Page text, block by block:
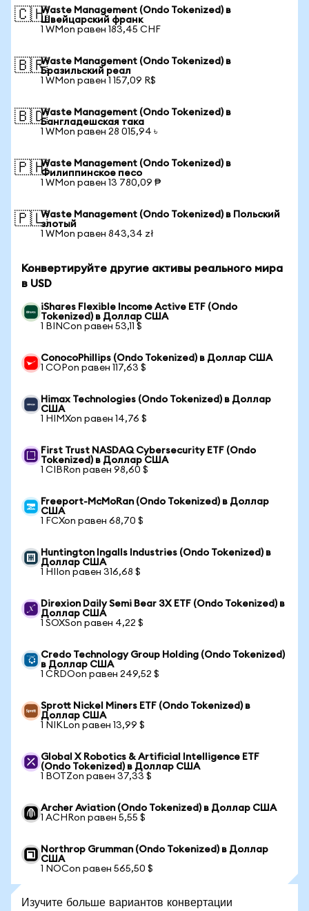
🇨🇭Waste Management (Ondo Tokenized) в
Швейцарский франк
1 WMon равен 183,45 CHF
🇧🇷Waste Management (Ondo Tokenized) в
Бразильский реал
1 WMon равен 1 157,09 R$
🇧🇩Waste Management (Ondo Tokenized) в
Бангладешская така
1 WMon равен 28 015,94 ৳
🇵🇭Waste Management (Ondo Tokenized) в
Филиппинское песо
1 WMon равен 13 780,09 ₱
🇵🇱Waste Management (Ondo Tokenized) в Польский
злотый
1 WMon равен 843,34 zł
Конвертируйте другие активы реального мира
в USD
iShares Flexible Income Active ETF (Ondo
Tokenized) в Доллар США
1 BINCon равен 53,11 $
ConocoPhillips (Ondo Tokenized) в Доллар США
1 COPon равен 117,63 $
Himax Technologies (Ondo Tokenized) в Доллар
США
1 HIMXon равен 14,76 $
First Trust NASDAQ Cybersecurity ETF (Ondo
Tokenized) в Доллар США
1 CIBRon равен 98,60 $
Freeport-McMoRan (Ondo Tokenized) в Доллар
США
1 FCXon равен 68,70 $
Huntington Ingalls Industries (Ondo Tokenized) в
Доллар США
1 HIIon равен 316,68 $
Direxion Daily Semi Bear 3X ETF (Ondo Tokenized) в
Доллар США
1 SOXSon равен 4,22 $
Credo Technology Group Holding (Ondo Tokenized)
в Доллар США
1 CRDOon равен 249,52 $
Sprott Nickel Miners ETF (Ondo Tokenized) в
Доллар США
1 NIKLon равен 13,99 $
Global X Robotics & Artificial Intelligence ETF
(Ondo Tokenized) в Доллар США
1 BOTZon равен 37,33 $
Archer Aviation (Ondo Tokenized) в Доллар США
1 ACHRon равен 5,55 $
Northrop Grumman (Ondo Tokenized) в Доллар
США
1 NOCon равен 565,50 $
Изучите больше вариантов конвертации